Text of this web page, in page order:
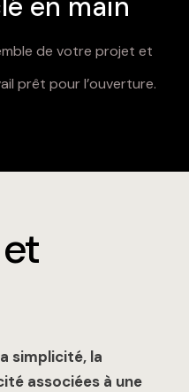
de votre projet et
prêt pour l’ouverture.
simplicité, la
associées à une